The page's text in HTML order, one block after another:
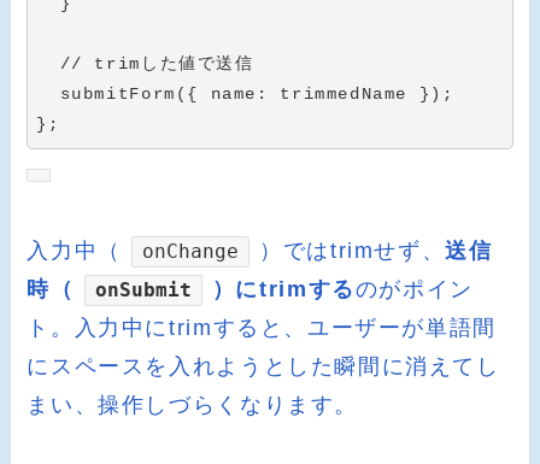
// trimした値で送信
submitForm ( { name : trimmedName } ) ;
} ;
入力中（ onChange ）ではtrimせず、送信
時（
onSubmit ）にtrimするのがポイン
ト。入力中にtrimすると、ユーザーが単語間
にスペースを入れようとした瞬間に消えてし
まい、操作しづらくなります。